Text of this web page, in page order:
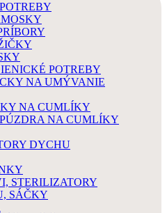
POTREBY
NA UMÝVANIE
NA CUMLÍKY
NA CUMLÍKY
DYCHU
STERILIZATORY
SÁČKY